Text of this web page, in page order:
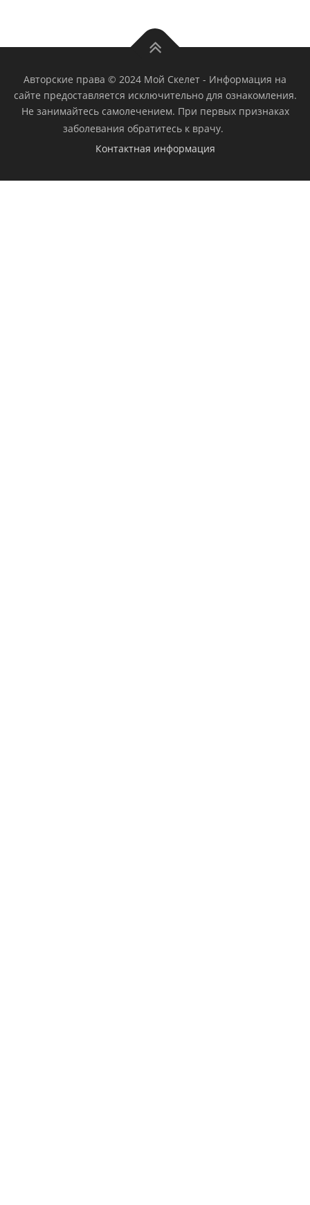
Авторские права © 2024 Мой Скелет - Информация на
сайте предоставляется исключительно для ознакомления.
Не занимайтесь самолечением. При первых признаках
заболевания обратитесь к врачу.
Контактная информация